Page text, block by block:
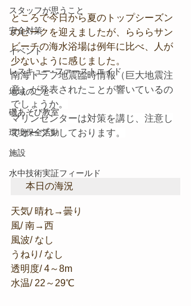
スタッフが思うこと
安全対策
イベント
レスキュー･ファーストエイド
地域のこと
磯あそび教室
環境保全活動
施設
水中技術実証フィールド
ところで今日から夏のトップシーズン
のピークを迎えましたが、らららサン
ビーチの海水浴場は例年に比べ、人が
少ないように感じました。
南海トラフ地震臨時情報（巨大地震注
意）が発表されたことが響いているの
でしょうか。
マリンセンターは対策を講じ、注意し
てオープンしております。
本日の海況
天気/ 晴れ→曇り
風/ 南→西
風波/ なし
うねり/ なし
透明度/ 4～8m
水温/ 22～29℃